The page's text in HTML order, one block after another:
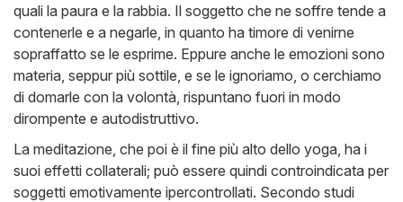
quali la paura e la rabbia. Il soggetto che ne soffre tende a
contenerle e a negarle, in quanto ha timore di venirne
sopraffatto se le esprime. Eppure anche le emozioni sono
materia, seppur più sottile, e se le ignoriamo, o cerchiamo
di domarle con la volontà, rispuntano fuori in modo
dirompente e autodistruttivo.
La meditazione, che poi è il fine più alto dello yoga, ha i
suoi effetti collaterali; può essere quindi controindicata per
soggetti emotivamente ipercontrollati. Secondo studi